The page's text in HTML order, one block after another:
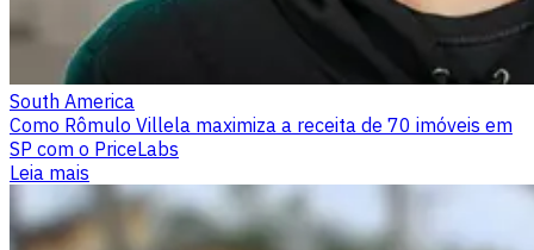
South America
Como Rômulo Villela maximiza a receita de 70 imóveis em
SP com o PriceLabs
Leia mais